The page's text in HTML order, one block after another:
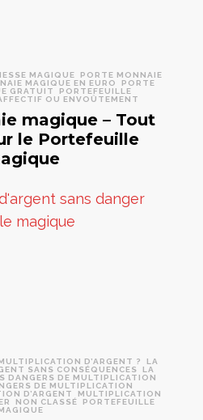
MAGIQUE
PORTE MONNAIE
MAGIQUE EN EURO
PORTE
GRATUIT
PORTEFEUILLE
OU ENVOÛTEMENT
magique – Tout
le Portefeuille
D’ARGENT ?
LA
SANS CONSÉQUENCES
LA
DANGERS DE MULTIPLICATION
DE MULTIPLICATION
D’ARGENT
MULTIPLICATION
NON CLASSÉ
PORTEFEUILLE